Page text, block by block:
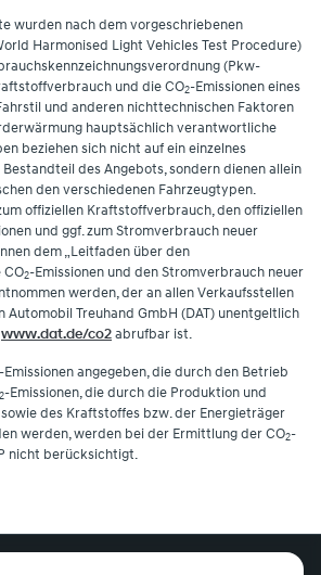
wurden nach dem vorgeschriebenen
Harmonised Light Vehicles Test Procedure)
(Pkw-
und die CO2-Emissionen eines
und anderen nichttechnischen Faktoren
hauptsächlich verantwortliche
beziehen sich nicht auf ein einzelnes
des Angebots, sondern dienen allein
den verschiedenen Fahrzeugtypen.
offiziellen Kraftstoffverbrauch, den offiziellen
und ggf. zum Stromverbrauch neuer
dem „Leitfaden über den
2-Emissionen und den Stromverbrauch neuer
werden, der an allen Verkaufsstellen
Automobil Treuhand GmbH (DAT) unentgeltlich
www.dat.de/co2abrufbar ist.
-Emissionen angegeben, die durch den Betrieb
2-Emissionen, die durch die Produktion und
des Kraftstoffes bzw. der Energieträger
werden, werden bei der Ermittlung der CO2-
nicht berücksichtigt.